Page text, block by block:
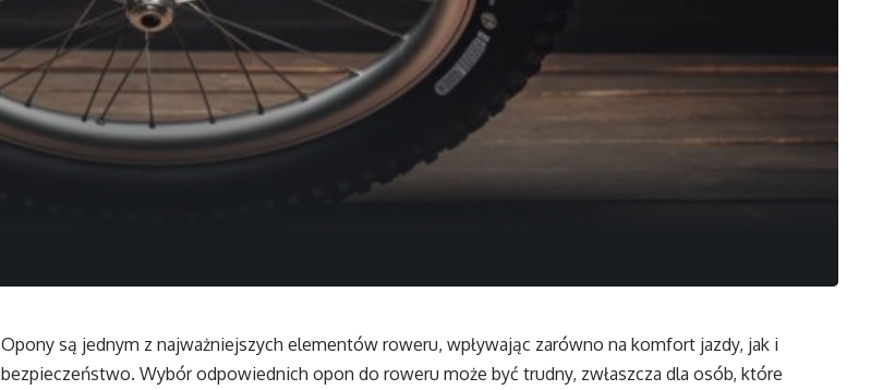
Opony są jednym z najważniejszych elementów roweru, wpływając zarówno na komfort jazdy, jak i
bezpieczeństwo. Wybór odpowiednich opon do roweru może być trudny, zwłaszcza dla osób, które